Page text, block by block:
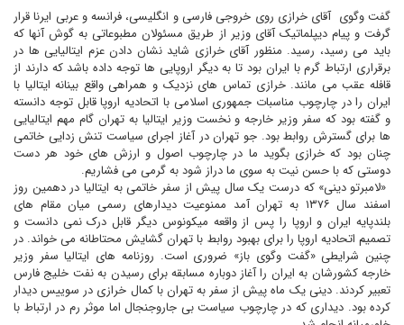
گفت وگوى آقای خرازى روى خروجى فارسى و انگليسى، فرانسه و عربى ايرنا قرار
گرفت و پيام ديپلماتيک آقاى وزير از طريق مسئولان مطبوعاتى به گوش آنها که
بايد مى رسيد، رسيد. منظور آقای خرازى شايد نشان دادن عزم ايتاليايى ها در
برقرارى ارتباط گرم با ايران بود تا به ديگر اروپايى ها توجه داده باشد که دارند از
قافله عقب مى مانند. خرازى تماس هاى نزديک و همراهى واقع بينانه ايتاليا با
ايران را در چارچوب مناسبات جمهورى اسلامى با اتحاديه اروپا قابل توجه دانسته
و گفته بود که سفر وزير خارجه و نخست وزير ايتاليا به تهران گام مهم ايتاليايى
ها براى گسترش روابط بود. جو تهران در آغاز اجراى سياست تنش زدايى خاتمى
چنان بود که خرازى بگويد ما در چارچوب اصول و ارزش هاى خود هر دست
دوستى که با حسن نيت به سوى ما دراز شود به گرمى مى فشاريم.
«لامبرتو دينى» که درست يک سال پيش از سفر خاتمى به ايتاليا در دهمين روز
اسفند سال ۱۳۷۶ به تهران آمد ممنوعيت ديدارهاى رسمى ميان مقام هاى
بلندپايه ايران و اروپا را پس از واقعه ميکونوس ديگر قابل درک نمى دانست و
تصميم اتحاديه اروپا را براى بهبود روابط با تهران گشايش محتاطانه مى خواند. در
چنين شرايطى «گفت وگوى باز» ضرورى است. روزنامه هاى ايتاليا سفر وزير
خارجه کشورشان به ايران را آغاز دوباره مسابقه براى رسيدن به نفت خليج فارس
تعبير کردند. دينى يک ماه پيش از سفر به تهران با کمال خرازى در سوييس ديدار
کرده بود. ديدارى که در چارچوب سياست بى جاروجنجال اما موثر رم در ارتباط با